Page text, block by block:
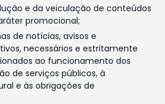
e da veiculação de conteúdos
promocional;
de notícias, avisos e
necessários e estritamente
ao funcionamento dos
de serviços públicos, à
e às obrigações de